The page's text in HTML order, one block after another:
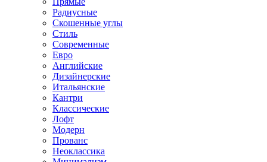
Радиусные
Скошенные углы
Стиль
Современные
Евро
Английские
Дизайнерские
Итальянские
Кантри
Классические
Лофт
Модерн
Прованс
Неоклассика